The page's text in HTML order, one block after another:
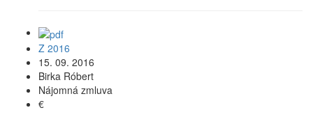
Z 2016
15. 09. 2016
Birka Róbert
Nájomná zmluva
€